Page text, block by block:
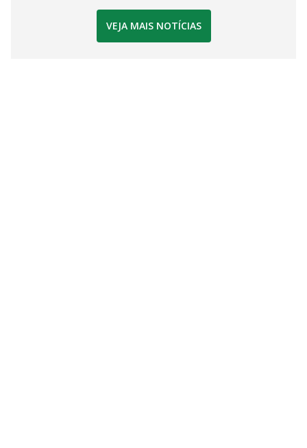
VEJA MAIS NOTÍCIAS